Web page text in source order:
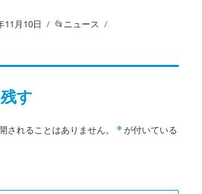
11月10日
カ
リ
ニュース
す
されることはありません。 *が付いている